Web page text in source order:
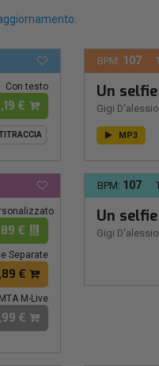
Con testo
€
BPM: 107
Un
Gigi D'alessio
MP3
€
Separate
€
MTA M-Live
€
BPM: 107
Un
Gigi D'alessio